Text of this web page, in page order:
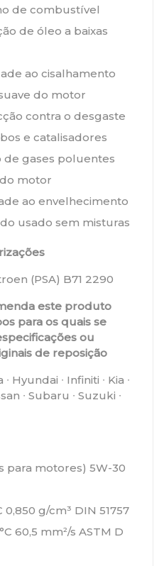
de combustível
de óleo a baixas
ao cisalhamento
do motor
contra o desgaste
e catalisadores
de gases poluentes
motor
ao envelhecimento
usado sem misturas
(PSA) B71 2290
este produto
para os quais se
ou
de reposição
Hyundai ∙ Infiniti ∙ Kia ∙
∙ Subaru ∙ Suzuki ∙
para motores) 5W-30
0,850 g/cm³ DIN 51757
60,5 mm²/s ASTM D